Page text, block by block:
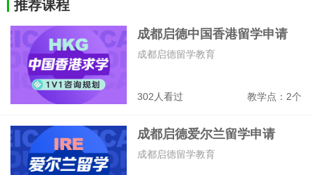
推荐课程
成都启德中国香港留学申请
302人看过 教学点：2个
成都启德留学教育
成都启德爱尔兰留学申请
成都启德留学教育